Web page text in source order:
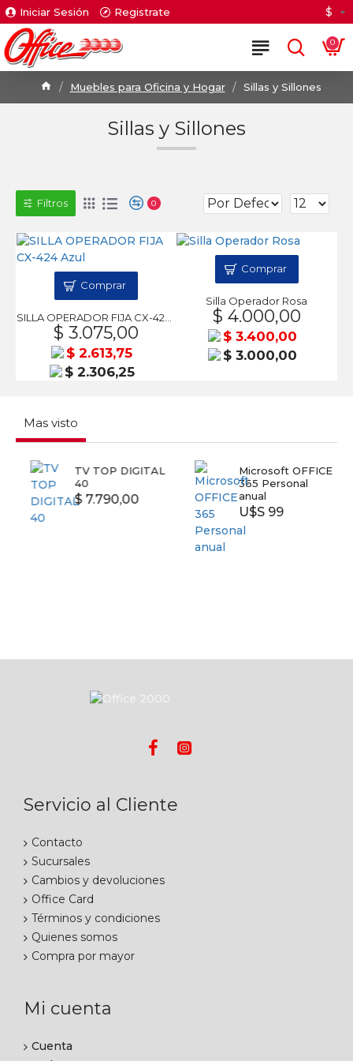
Iniciar Sesión Registrate $
0
Muebles para Oficina y Hogar Sillas y Sillones
Sillas y Sillones
Filtros 0
$ 3.075,00
$ 2.613,75
$ 2.306,25
Comprar
Silla Operador Rosa
$ 4.000,00
$ 3.400,00
$ 3.000,00
Comprar
Mas visto
TV TOP DIGITAL
40
$ 7.790,00
Microsoft OFFICE
365 Personal
anual
U$S 99
Servicio al Cliente
Contacto
Sucursales
Cambios y devoluciones
Office Card
Términos y condiciones
Quienes somos
Compra por mayor
Mi cuenta
Cuenta